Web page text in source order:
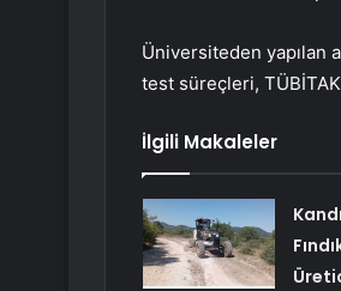
Üniversiteden yapılan
test süreçleri,
İlgili Makaleler